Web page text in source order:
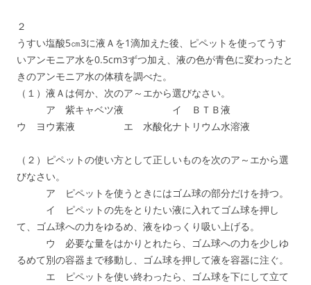
２
うすい塩酸5㎝3に液Ａを1滴加えた後、ピペットを使ってうす
いアンモニア水を0.5cm3ずつ加え、液の色が青色に変わったと
きのアンモニア水の体積を調べた。
（１）液Ａは何か、次のア～エから選びなさい。
ア 紫キャベツ液 イ ＢＴＢ液
ウ ヨウ素液 エ 水酸化ナトリウム水溶液
（２）ピペットの使い方として正しいものを次のア～エから選
びなさい。
ア ピペットを使うときにはゴム球の部分だけを持つ。
イ ピペットの先をとりたい液に入れてゴム球を押し
て、ゴム球への力をゆるめ、液をゆっくり吸い上げる。
ウ 必要な量をはかりとれたら、ゴム球への力を少しゆ
るめて別の容器まで移動し、ゴム球を押して液を容器に注ぐ。
エ ピペットを使い終わったら、ゴム球を下にして立て